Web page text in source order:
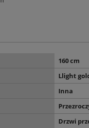
160 cm
Llight
Inna
Drzwi